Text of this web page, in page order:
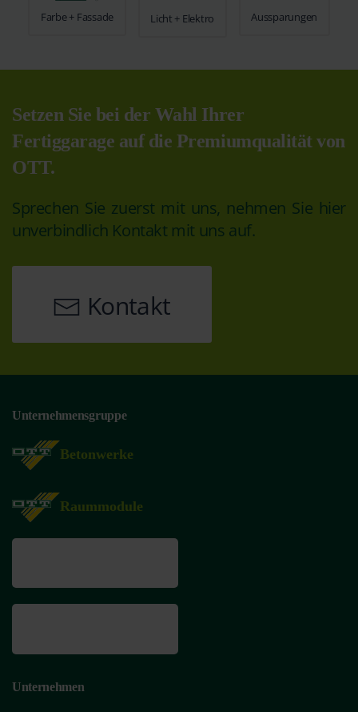
Farbe + Fassade Licht + Elektro Aussparungen
Setzen Sie bei der Wahl Ihrer
Fertiggarage auf die Premiumqualität von
OTT.
Sprechen Sie zuerst mit uns, nehmen Sie hier
unverbindlich Kontakt mit uns auf.
Kontakt
Unternehmensgruppe
Betonwerke
Raummodule
Unternehmen